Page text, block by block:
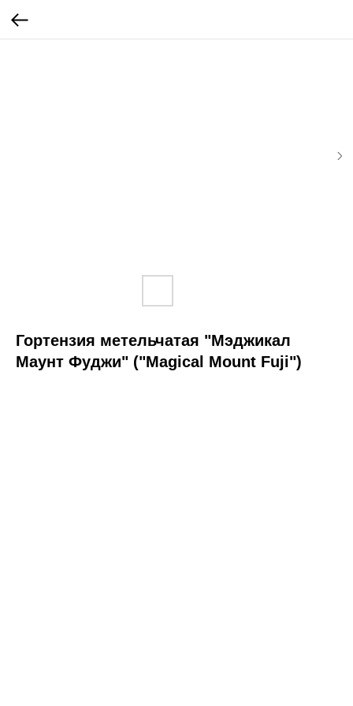
Гортензия метельчатая "Мэджикал
Маунт Фуджи" ("Magical Mount Fuji")